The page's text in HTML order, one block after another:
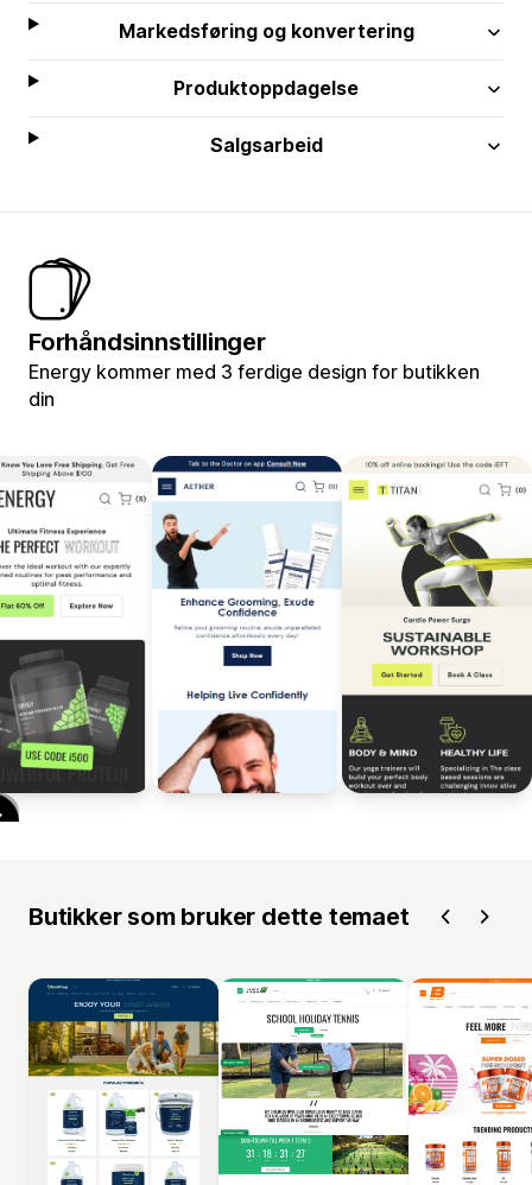
Markedsføring og konvertering
Produktoppdagelse
Salgsarbeid
Forhåndsinnstillinger
Energy kommer med 3 ferdige design for butikken
din
Butikker som bruker dette temaet